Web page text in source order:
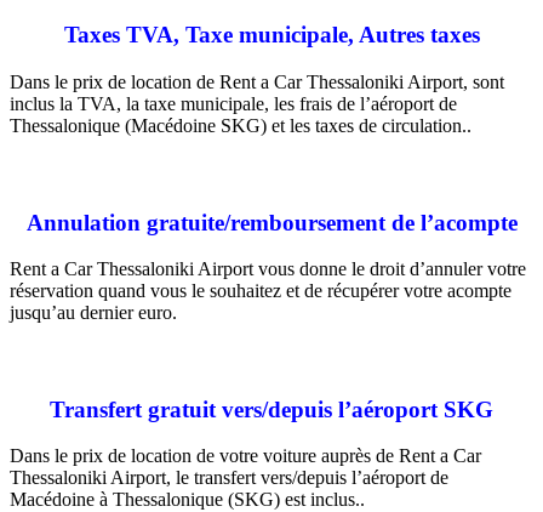
Taxes TVA, Taxe municipale, Autres taxes
Dans le prix de location de Rent a Car Thessaloniki Airport, sont
inclus la TVA, la taxe municipale, les frais de l’aéroport de
Thessalonique (Macédoine SKG) et les taxes de circulation..
Annulation gratuite/remboursement de l’acompte
Rent a Car Thessaloniki Airport vous donne le droit d’annuler votre
réservation quand vous le souhaitez et de récupérer votre acompte
jusqu’au dernier euro.
Transfert gratuit vers/depuis l’aéroport SKG
Dans le prix de location de votre voiture auprès de Rent a Car
Thessaloniki Airport, le transfert vers/depuis l’aéroport de
Macédoine à Thessalonique (SKG) est inclus..